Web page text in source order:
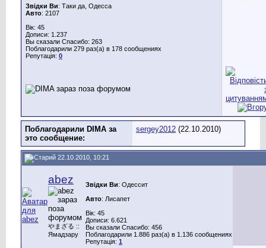
Звідки Ви: Таки да, Одесса
Авто: 2107
Вік: 45
Дописи: 1.237
Вы сказали Спасибо: 263
Поблагодарили 279 раз(а) в 178 сообщениях
Репутація: 0
Поблагодарили DIMA за
это сообщение:
sergey2012 (22.10.2010)
22.10.2010, 10:21
abez
やまざる ::
Ямадзару
Звідки Ви: Одессит
Авто: Лисапет
Вік: 45
Дописи: 6.621
Вы сказали Спасибо: 456
Поблагодарили 1.886 раз(а) в 1.136 сообщениях
Репутація: 1